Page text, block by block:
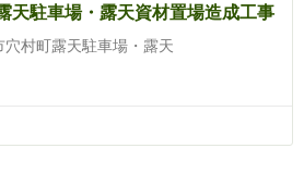
天駐車場・露天資材置場造成工事
村町露天駐車場・露天